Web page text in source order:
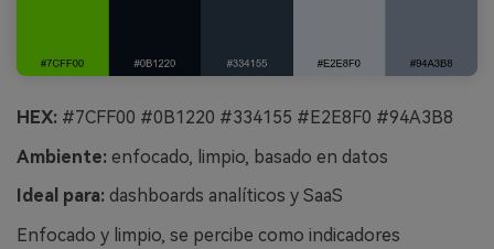
HEX: #7CFF00 #0B1220 #334155 #E2E8F0 #94A3B8
Ambiente: enfocado, limpio, basado en datos
Ideal para: dashboards analíticos y SaaS
Enfocado y limpio, se percibe como indicadores